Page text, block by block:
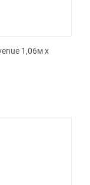
1,06м х